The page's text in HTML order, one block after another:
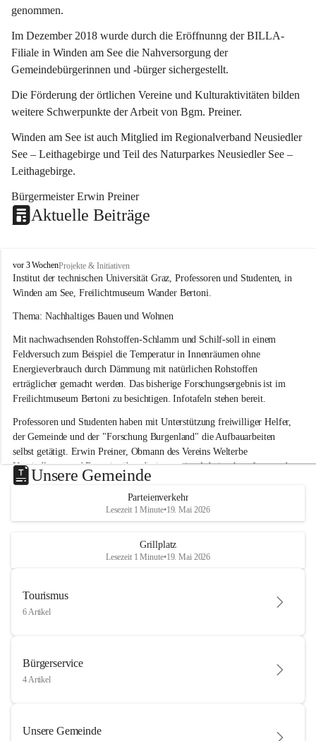
genommen.
Im Dezember 2018 wurde durch die Eröffnunng der BILLA-
Filiale in Winden am See die Nahversorgung der
Gemeindebürgerinnen und -bürger sichergestellt.
Die Förderung der örtlichen Vereine und Kulturaktivitäten bilden
weitere Schwerpunkte der Arbeit von Bgm. Preiner.
Winden am See ist auch Mitglied im Regionalverband Neusiedler
See – Leithagebirge und Teil des Naturparkes Neusiedler See –
Leithagebirge.
Bürgermeister Erwin Preiner
Aktuelle Beiträge
W
i
n
e
a
m
S
e
e
vor 3 WochenProjekte & Initiativen
Institut der technischen Universität Graz, Professoren und Studenten, in
Winden am See, Freilichtmuseum Wander Bertoni.
Thema: Nachhaltiges Bauen und Wohnen
Mit nachwachsenden Rohstoffen-Schlamm und Schilf-soll in einem
Feldversuch zum Beispiel die Temperatur in Innenräumen ohne
Energieverbrauch durch Dämmung mit natürlichen Rohstoffen
erträglicher gemacht werden. Das bisherige Forschungsergebnis ist im
Freilichtmuseum Bertoni zu besichtigen. Infotafeln stehen bereit.
Professoren und Studenten haben mit Unterstützung freiwilliger Helfer,
der Gemeinde und der "Forschung Burgenland" die Aufbauarbeiten
selbst getätigt. Erwin Preiner, Obmann des Vereins Welterbe
Neusiedlersee und Bgm. ist über die innovative Arbeit sehr erfreut und
hofft auf baldige praktische Anwendung der Forschungsergebnisse.
Gerade in Zeiten des Klimawandels ist jede technologische Innovation
wichtig!
Unsere Gemeinde
Parteienverkehr
Lesezeit 1 Minute•19. Mai 2026
Grillplatz
Lesezeit 1 Minute•19. Mai 2026
Tourismus
6 Artikel
Bürgerservice
4 Artikel
Unsere Gemeinde